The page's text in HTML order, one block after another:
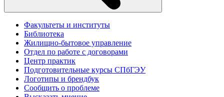
Факультеты и институты
Библиотека
Жилищно-бытовое управление
Отдел по работе с договорами
Центр практик
Подготовительные курсы СПбГЭУ
Логотипы и брендбук
Сообщить о проблеме